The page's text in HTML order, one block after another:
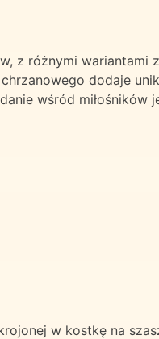
z różnymi wariantami
dodaje
wśród miłośników
w kostkę na